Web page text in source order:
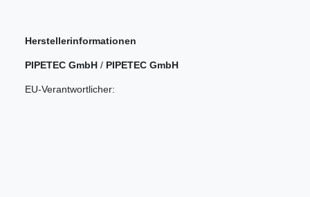
Herstellerinformationen
PIPETEC GmbH / PIPETEC GmbH
EU-Verantwortlicher: